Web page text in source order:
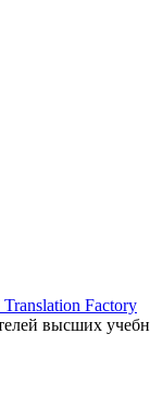
Factory
высших